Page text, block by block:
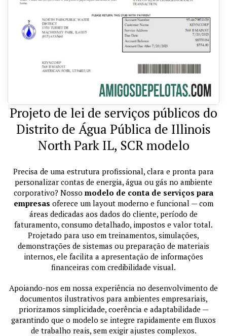
Projeto de lei de serviços públicos do
Distrito de Água Pública de Illinois
North Park IL, SCR modelo
Precisa de uma estrutura profissional, clara e pronta para
personalizar contas de energia, água ou gás no ambiente
corporativo? Nosso modelo de conta de serviços para
empresas oferece um layout moderno e funcional — com
áreas dedicadas aos dados do cliente, período de
faturamento, consumo detalhado, impostos e valor total.
Projetado para uso em treinamentos, simulações,
demonstrações de sistemas ou preparação de materiais
internos, ele facilita a apresentação de informações
financeiras com credibilidade visual.
Apoiando-nos em nossa experiência no desenvolvimento de
documentos ilustrativos para ambientes empresariais,
priorizamos simplicidade, coerência e adaptabilidade —
garantindo que o modelo se integre rapidamente em fluxos
de trabalho reais, sem exigir ajustes complexos.